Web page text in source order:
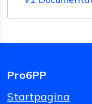
Pro6PP
Startpagina